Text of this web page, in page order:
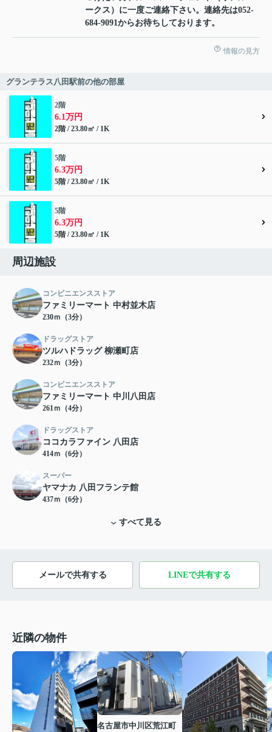
ークス）に一度ご連絡下さい。連絡先は052-
684-9091からお待ちしております。
情報の見方
グランテラス八田駅前の他の部屋
2階
6.1万円
2階 / 23.80㎡ / 1K
5階
6.3万円
5階 / 23.80㎡ / 1K
5階
6.3万円
5階 / 23.80㎡ / 1K
周辺施設
コンビニエンスストア
ファミリーマート 中村並木店
230ｍ（3分）
ドラッグストア
ツルハドラッグ 柳瀬町店
232ｍ（3分）
コンビニエンスストア
ファミリーマート 中川八田店
261ｍ（4分）
ドラッグストア
ココカラファイン 八田店
414ｍ（6分）
スーパー
ヤマナカ 八田フランテ館
437ｍ（6分）
すべて見る
メールで共有する LINEで共有する
近隣の物件
名古屋市中川区荒江町